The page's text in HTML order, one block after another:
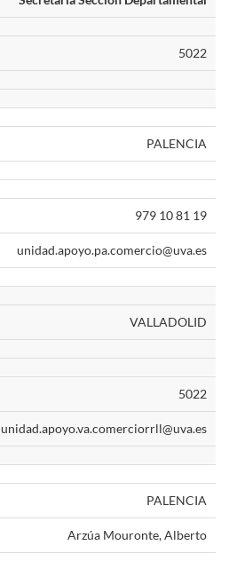
5022
PALENCIA
979 10 81 19
unidad.apoyo.pa.comercio@uva.es
VALLADOLID
5022
unidad.apoyo.va.comerciorrll@uva.es
PALENCIA
Arzúa Mouronte, Alberto